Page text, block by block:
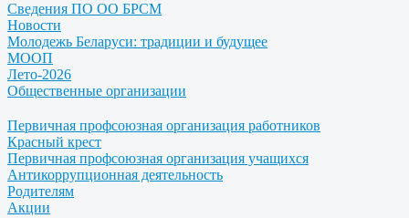
Сведения ПО ОО БРСМ
Новости
Молодежь Беларуси: традиции и будущее
МООП
Лето-2026
Общественные организации
Первичная профсоюзная организация работников
Красный крест
Первичная профсоюзная организация учащихся
Антикоррупционная деятельность
Родителям
Акции